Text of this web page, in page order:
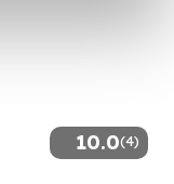
10.0(4)